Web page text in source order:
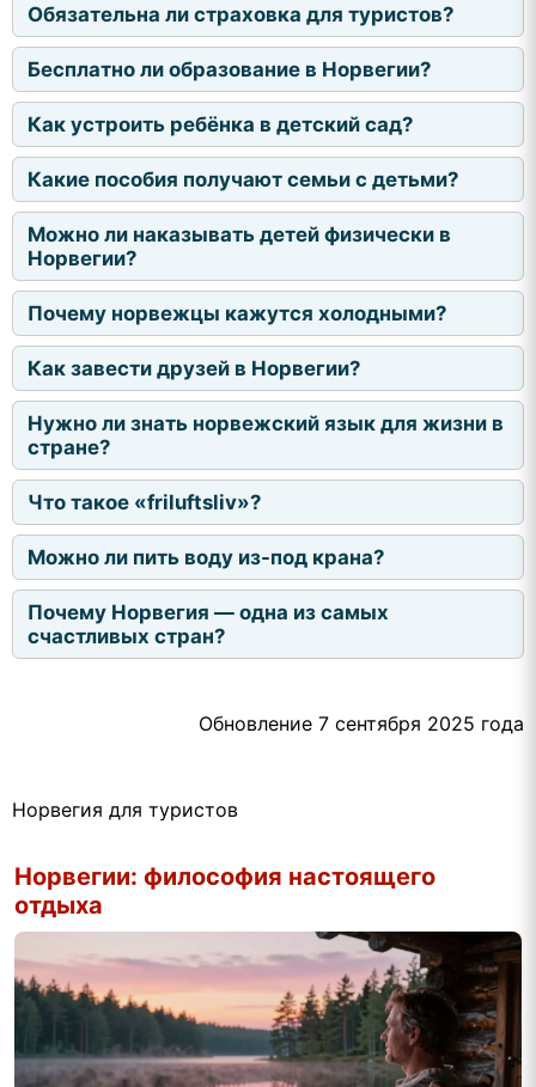
Обязательна ли страховка для туристов?
Бесплатно ли образование в Норвегии?
Как устроить ребёнка в детский сад?
Какие пособия получают семьи с детьми?
Можно ли наказывать детей физически в
Норвегии?
Почему норвежцы кажутся холодными?
Как завести друзей в Норвегии?
Нужно ли знать норвежский язык для жизни в
стране?
Что такое «friluftsliv»?
Можно ли пить воду из-под крана?
Почему Норвегия — одна из самых
счастливых стран?
Обновление 7 сентября 2025 года
Норвегия для туристов
Норвегии: философия настоящего
отдыха